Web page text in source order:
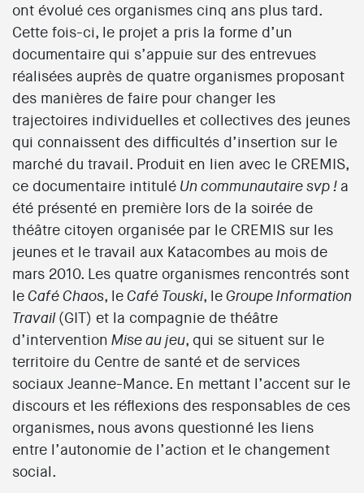
ont évolué ces organismes cinq ans plus tard.
Cette fois-ci, le projet a pris la forme d’un
documentaire qui s’appuie sur des entrevues
réalisées auprès de quatre organismes proposant
des manières de faire pour changer les
trajectoires individuelles et collectives des jeunes
qui connaissent des difficultés d’insertion sur le
marché du travail. Produit en lien avec le CREMIS,
ce documentaire intitulé Un communautaire svp ! a
été présenté en première lors de la soirée de
théâtre citoyen organisée par le CREMIS sur les
jeunes et le travail aux Katacombes au mois de
mars 2010. Les quatre organismes rencontrés sont
leCafé Chaos, leCafé Touski, leGroupe Information
Travail(GIT) et la compagnie de théâtre
d’intervention Mise au jeu, qui se situent sur le
territoire du Centre de santé et de services
sociaux Jeanne-Mance. En mettant l’accent sur le
discours et les réflexions des responsables de ces
organismes, nous avons questionné les liens
entre l’autonomie de l’action et le changement
social.